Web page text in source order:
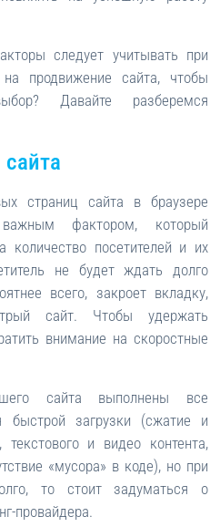
следует учитывать при
продвижение сайта, чтобы
Давайте разберемся
сайта
страниц сайта в браузере
важным фактором, который
количество посетителей и их
не будет ждать долго
всего, закроет вкладку,
сайт. Чтобы удержать
внимание на скоростные
сайта выполнены все
быстрой загрузки (сжатие и
и видео контента,
«мусора» в коде), но при
то стоит задуматься о
провайдера.